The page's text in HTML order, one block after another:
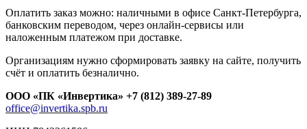
Оплатить заказ можно: наличными в офисе Санкт-Петербурга,
банковским переводом, через онлайн-сервисы или
наложенным платежом при доставке.
Организациям нужно сформировать заявку на сайте, получить
счёт и оплатить безналично.
ООО «ПК «Инвертика» +7 (812) 389-27-89
office@invertika.spb.ru